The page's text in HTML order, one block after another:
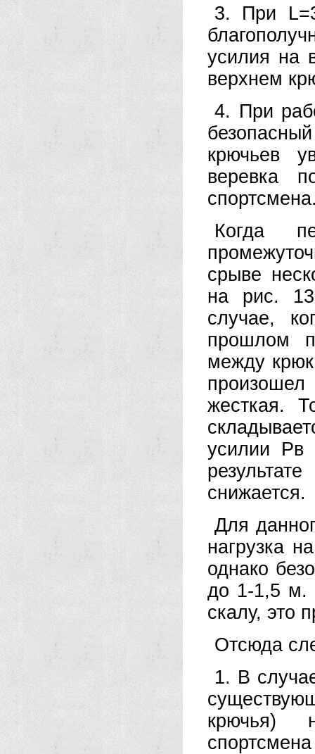
3. При
усилия на
верхнем
4. При
крючьев
веревка
Когда
срыве
на рис.
случае,
прошлом
между
жесткая.
усилии
снижается.
Для
нагрузка
однако
до 1-1,5 м.
скалу, это
Отсюда
1. В
крючья)